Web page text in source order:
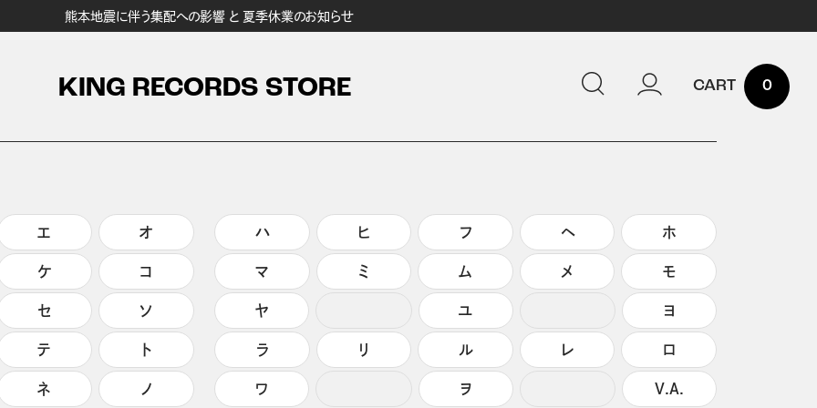
熊本地震に伴う集配への影響 と 夏季休業のお知らせ
KING RECORDS STORE 0
エ オ
ケ コ
セ ソ
テ ト
ネ ノ
ハ ヒ フ ヘ ホ
マ ミ ム メ モ
ヤ ユ ヨ
ラ リ ル レ ロ
ワ ヲ V.A.